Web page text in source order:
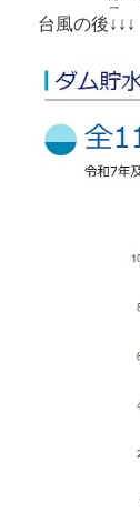
台風の後↓↓↓